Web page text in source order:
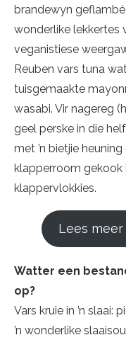
brandewyn
wonderlike lekkertes
veganistiese
Reuben vars tuna
tuisgemaakte
wasabi. Vir nagereg
geel perske in die
met ’n bietjie
klapperroom gekook
klappervlokkies.
Lees
Watter een
op?
Vars kruie in ’n slaai:
’n wonderlike